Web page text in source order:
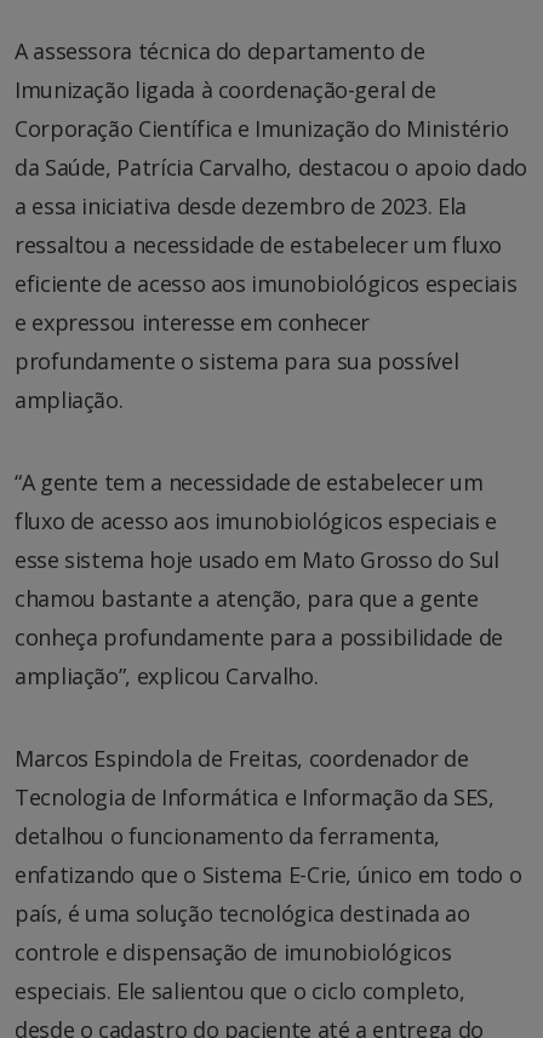
A assessora técnica do departamento de
Imunização ligada à coordenação-geral de
Corporação Científica e Imunização do Ministério
da Saúde, Patrícia Carvalho, destacou o apoio dado
a essa iniciativa desde dezembro de 2023. Ela
ressaltou a necessidade de estabelecer um fluxo
eficiente de acesso aos imunobiológicos especiais
e expressou interesse em conhecer
profundamente o sistema para sua possível
ampliação.
“A gente tem a necessidade de estabelecer um
fluxo de acesso aos imunobiológicos especiais e
esse sistema hoje usado em Mato Grosso do Sul
chamou bastante a atenção, para que a gente
conheça profundamente para a possibilidade de
ampliação”, explicou Carvalho.
Marcos Espindola de Freitas, coordenador de
Tecnologia de Informática e Informação da SES,
detalhou o funcionamento da ferramenta,
enfatizando que o Sistema E-Crie, único em todo o
país, é uma solução tecnológica destinada ao
controle e dispensação de imunobiológicos
especiais. Ele salientou que o ciclo completo,
desde o cadastro do paciente até a entrega do